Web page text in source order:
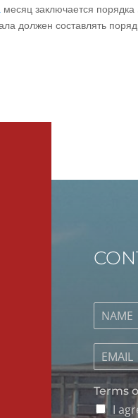
месяц заключается
должен составлять
Terms
I